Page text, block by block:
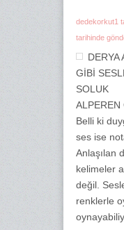
dedekorkut1
tarihinde
DERYA
GİBİ
SOLUK
ALPEREN
Belli ki
ses ise
Anlaşılan
kelimeler
değil.
renklerle